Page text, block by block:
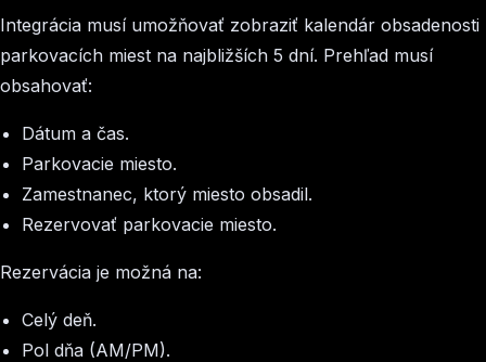
Integrácia musí umožňovať zobraziť kalendár obsadenosti
parkovacích miest na najbližších 5 dní. Prehľad musí
obsahovať:
Dátum a čas.
Parkovacie miesto.
Zamestnanec, ktorý miesto obsadil.
Rezervovať parkovacie miesto.
Rezervácia je možná na:
Celý deň.
Pol dňa (AM/PM).